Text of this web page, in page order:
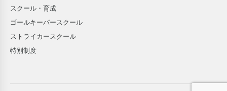
スクール・育成
ゴールキーパースクール
ストライカースクール
特別制度